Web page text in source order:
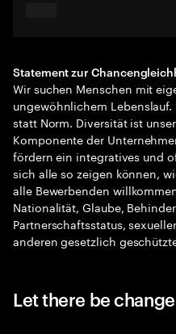
Statement zur
Wir suchen Menschen mit
ungewöhnlichem
statt Norm. Diversität ist
Komponente der
fördern ein integratives und
sich alle so zeigen können,
alle Bewerbenden
Nationalität, Glaube,
Partnerschaftsstatus,
anderen gesetzlich
Let there be change